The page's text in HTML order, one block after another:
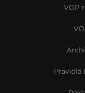
VOP
Pravidlá